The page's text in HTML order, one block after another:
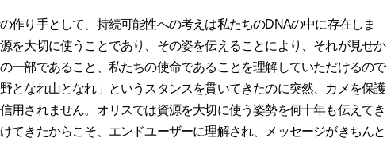
作り手として、持続可能性への考えは私たちのDNAの中に存在しま
を大切に使うことであり、その姿を伝えることにより、それが見せか
一部であること、私たちの使命であることを理解していただけるので
となれ山となれ」というスタンスを貫いてきたのに突然、カメを保護
用されません。オリスでは資源を大切に使う姿勢を何十年も伝えてき
てきたからこそ、エンドユーザーに理解され、メッセージがきちんと